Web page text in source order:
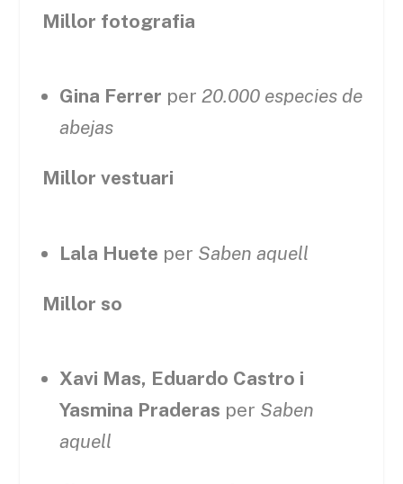
Millor fotografia
Gina Ferrer per20.000 especies de
abejas
Millor vestuari
Lala Huete per Saben aquell
Millor so
Xavi Mas, Eduardo Castro i
Yasmina Praderas per Saben
aquell